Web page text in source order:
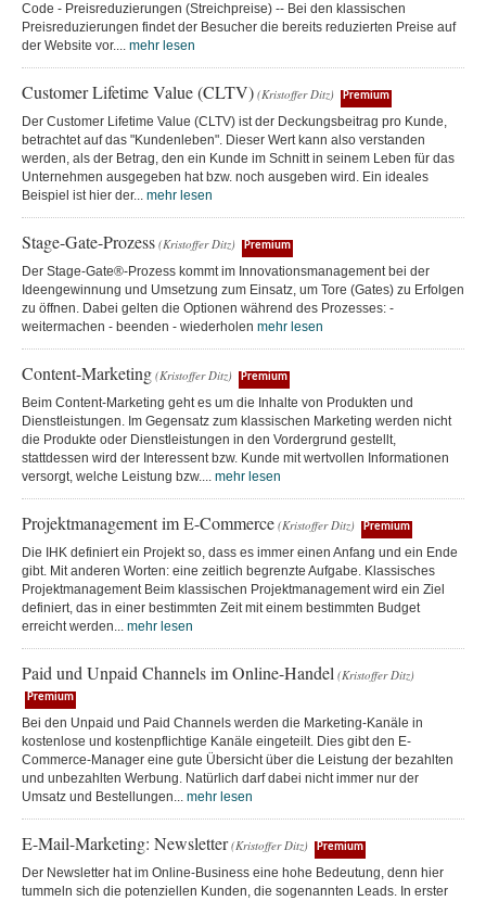
Code - Preisreduzierungen (Streichpreise) -- Bei den klassischen
Preisreduzierungen findet der Besucher die bereits reduzierten Preise auf
der Website vor.... mehr lesen
Customer Lifetime Value (CLTV) (Kristoffer Ditz) Premium
Der Customer Lifetime Value (CLTV) ist der Deckungsbeitrag pro Kunde,
betrachtet auf das "Kundenleben". Dieser Wert kann also verstanden
werden, als der Betrag, den ein Kunde im Schnitt in seinem Leben für das
Unternehmen ausgegeben hat bzw. noch ausgeben wird. Ein ideales
Beispiel ist hier der... mehr lesen
Stage-Gate-Prozess (Kristoffer Ditz) Premium
Der Stage-Gate®-Prozess kommt im Innovationsmanagement bei der
Ideengewinnung und Umsetzung zum Einsatz, um Tore (Gates) zu Erfolgen
zu öffnen. Dabei gelten die Optionen während des Prozesses: -
weitermachen - beenden - wiederholen mehr lesen
Content-Marketing (Kristoffer Ditz) Premium
Beim Content-Marketing geht es um die Inhalte von Produkten und
Dienstleistungen. Im Gegensatz zum klassischen Marketing werden nicht
die Produkte oder Dienstleistungen in den Vordergrund gestellt,
stattdessen wird der Interessent bzw. Kunde mit wertvollen Informationen
versorgt, welche Leistung bzw.... mehr lesen
Projektmanagement im E-Commerce (Kristoffer Ditz) Premium
Die IHK definiert ein Projekt so, dass es immer einen Anfang und ein Ende
gibt. Mit anderen Worten: eine zeitlich begrenzte Aufgabe. Klassisches
Projektmanagement Beim klassischen Projektmanagement wird ein Ziel
definiert, das in einer bestimmten Zeit mit einem bestimmten Budget
erreicht werden... mehr lesen
Paid und Unpaid Channels im Online-Handel (Kristoffer Ditz)
Premium
Bei den Unpaid und Paid Channels werden die Marketing-Kanäle in
kostenlose und kostenpflichtige Kanäle eingeteilt. Dies gibt den E-
Commerce-Manager eine gute Übersicht über die Leistung der bezahlten
und unbezahlten Werbung. Natürlich darf dabei nicht immer nur der
Umsatz und Bestellungen... mehr lesen
E-Mail-Marketing: Newsletter (Kristoffer Ditz) Premium
Der Newsletter hat im Online-Business eine hohe Bedeutung, denn hier
tummeln sich die potenziellen Kunden, die sogenannten Leads. In erster